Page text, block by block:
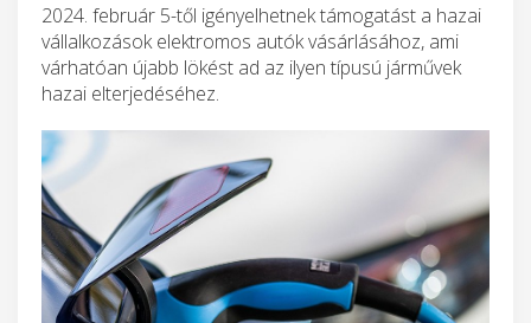
2024. február 5-től igényelhetnek támogatást a hazai
vállalkozások elektromos autók vásárlásához, ami
várhatóan újabb lökést ad az ilyen típusú járművek
hazai elterjedéséhez.